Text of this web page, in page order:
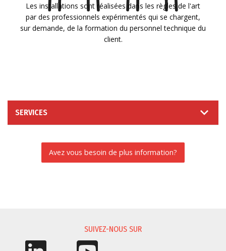
Les installations sont réalisées dans les règles de l'art
par des professionnels expérimentés qui se chargent,
sur demande, de la formation du personnel technique du
client.
SERVICES
Avez vous besoin de plus information?
SUIVEZ-NOUS SUR